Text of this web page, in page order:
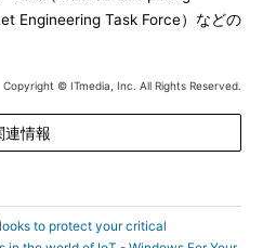
Engineering Task Force）などの
Copyright © ITmedia, Inc. All Rights Reserved.
連情報
to protect your critical